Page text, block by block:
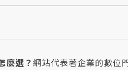
麼選？網站代表著企業的數位